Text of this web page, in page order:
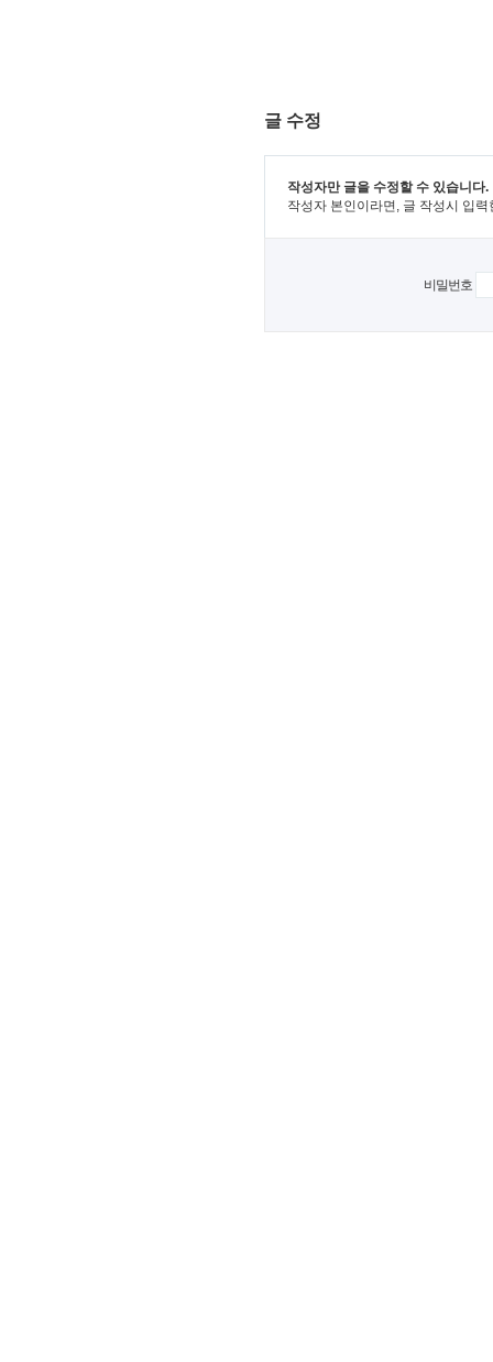
글 수정
작성자만 글을 수정할 수 있습니다.
작성자 본인이라면, 글 작성시 입
비밀번호